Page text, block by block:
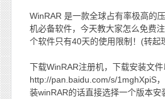
WinRAR 是一款全球占有率极高的
机必备软件，今天教大家怎么免费
个软件只有40天的使用限制！(转起
下载WinRAR注册机，下载安装文件
http://pan.baidu.com/s/1mghXpiS
装winRAR的话直接选择一个版本安